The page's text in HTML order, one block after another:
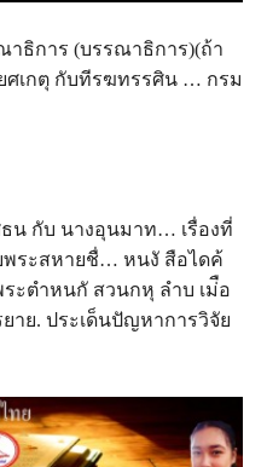
าธิการ (บรรณาธิการ)(ถ้า
ยศเกตุ กับทีรฆทรรศิน … กรม
ธน กับ นางอุนมาท… เรื่องที่
พระสหายชื่… หนงั สือไดค้
ระตำหนกั สวนกหุ ลำบ เม่ือ
าย. ประเด็นปัญหาการวิจัย